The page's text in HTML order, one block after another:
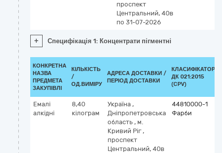
проспект
Центральний, 40в
по 31-07-2026
+ Специфікація 1: Концентрати пігментні
КОНКРЕТНА
НАЗВА
ПРЕДМЕТА
ЗАКУПІВЛІ
КІЛЬКІСТЬ
/
ОД.ВИМІРУ
АДРЕСА ДОСТАВКИ /
ПЕРІОД ДОСТАВКИ
КЛАСИФІКАТОР
ДК 021:2015
(CPV)
Емалі
алкідні
8,40
кілограм
Україна ,
Дніпропетровська
область , м.
Кривий Ріг,
проспект
Центральний, 40в
44810000-1
Фарби